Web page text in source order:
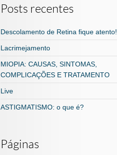
Posts recentes
Descolamento de Retina fique atento!
Lacrimejamento
MIOPIA: CAUSAS, SINTOMAS,
COMPLICAÇÕES E TRATAMENTO
Live
ASTIGMATISMO: o que é?
Páginas